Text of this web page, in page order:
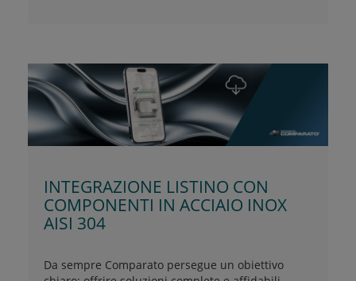
INTEGRAZIONE LISTINO CON
COMPONENTI IN ACCIAIO INOX
AISI 304
Da sempre Comparato persegue un obiettivo